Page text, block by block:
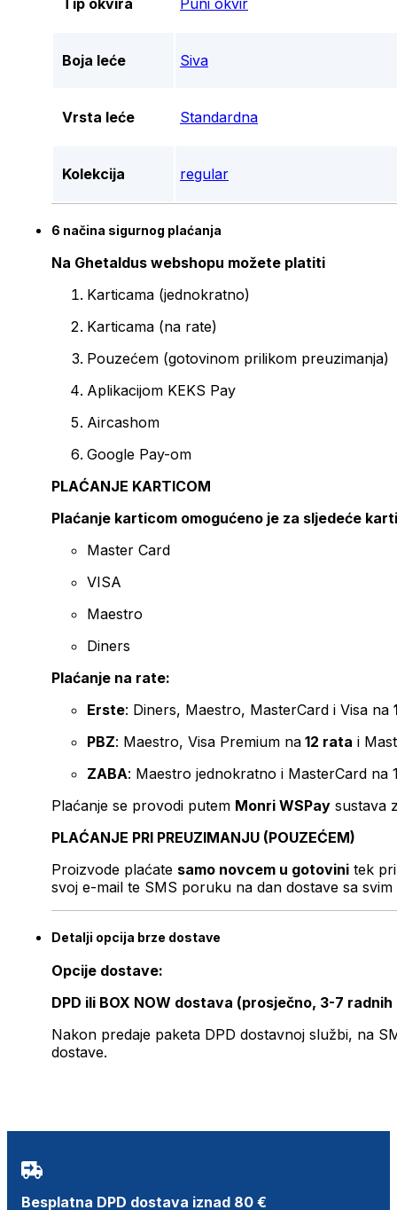
Tip okvira Puni okvir
Boja leće Siva
Vrsta leće Standardna
Kolekcija regular
6 načina sigurnog plaćanja
Na Ghetaldus webshopu možete platiti
Karticama (jednokratno)
Karticama (na rate)
Pouzećem (gotovinom prilikom preuzimanja)
Aplikacijom KEKS Pay
Aircashom
Google Pay-om
PLAĆANJE KARTICOM
Plaćanje karticom omogućeno je za sljedeće
Master Card
VISA
Maestro
Diners
Plaćanje na rate:
Erste: Diners, Maestro, MasterCard i Visa na
PBZ: Maestro, Visa Premium na 12 rata i
ZABA: Maestro jednokratno i MasterCard na
Plaćanje se provodi putem Monri WSPay sustava
PLAĆANJE PRI PREUZIMANJU (POUZEĆEM)
Proizvode plaćate samo novcem u gotovini tek
svoj e-mail te SMS poruku na dan dostave sa svim
Detalji opcija brze dostave
Opcije dostave:
DPD ili BOX NOW dostava (prosječno, 3-7 radnih
Nakon predaje paketa DPD dostavnoj službi, na
dostave.
Besplatna DPD dostava iznad 80 €